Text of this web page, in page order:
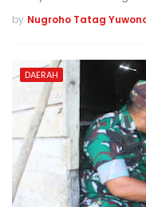
by Nugroho Tatag
DAERAH